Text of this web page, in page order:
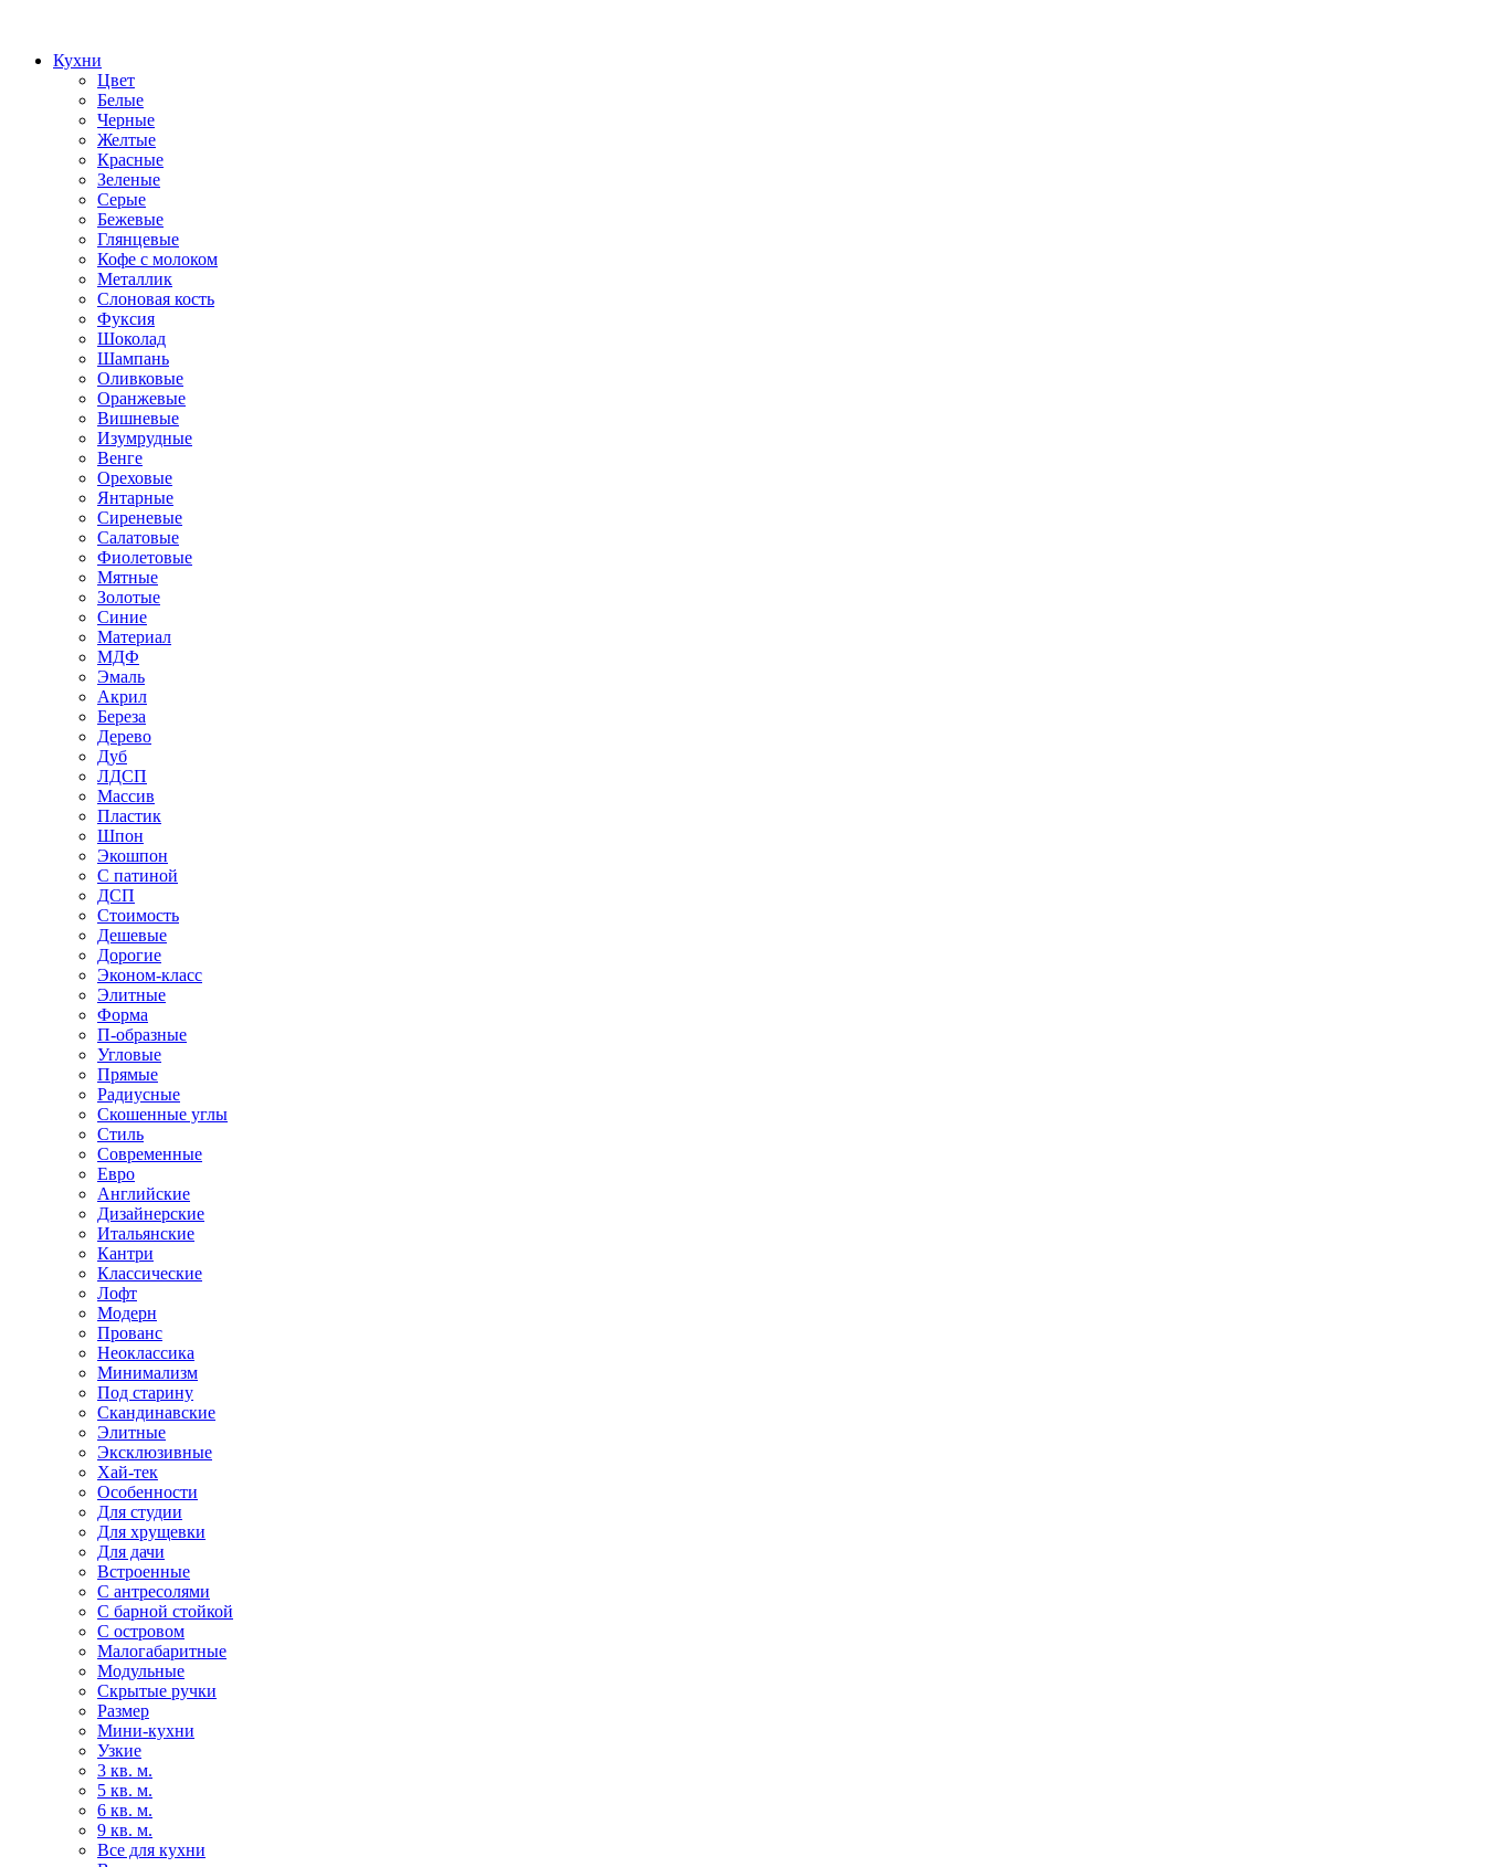
Кухни
Цвет
Белые
Черные
Желтые
Красные
Зеленые
Серые
Бежевые
Глянцевые
Кофе с молоком
Металлик
Слоновая кость
Фуксия
Шоколад
Шампань
Оливковые
Оранжевые
Вишневые
Изумрудные
Венге
Ореховые
Янтарные
Сиреневые
Салатовые
Фиолетовые
Мятные
Золотые
Синие
Материал
МДФ
Эмаль
Акрил
Береза
Дерево
Дуб
ЛДСП
Массив
Пластик
Шпон
Экошпон
С патиной
ДСП
Стоимость
Дешевые
Дорогие
Эконом-класс
Элитные
Форма
П-образные
Угловые
Прямые
Радиусные
Скошенные углы
Стиль
Современные
Евро
Английские
Дизайнерские
Итальянские
Кантри
Классические
Лофт
Модерн
Прованс
Неоклассика
Минимализм
Под старину
Скандинавские
Элитные
Эксклюзивные
Хай-тек
Особенности
Для студии
Для хрущевки
Для дачи
Встроенные
С антресолями
С барной стойкой
С островом
Малогабаритные
Модульные
Скрытые ручки
Размер
Мини-кухни
Узкие
3 кв. м.
5 кв. м.
6 кв. м.
9 кв. м.
Все для кухни